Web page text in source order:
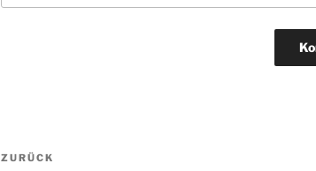
Beitragsnavigation
Vorheriger
ZURÜCK